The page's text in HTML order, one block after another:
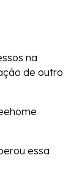
na
de outro
essa